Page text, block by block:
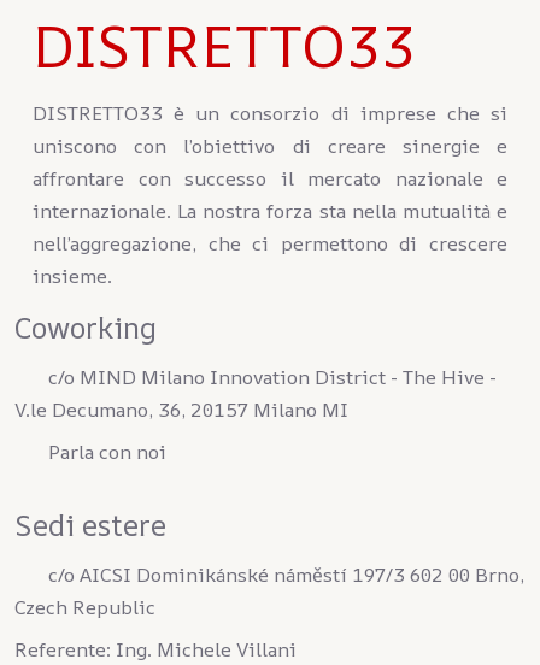
DISTRETTO33
DISTRETTO33 è un consorzio di imprese che si
uniscono con l’obiettivo di creare sinergie e
affrontare con successo il mercato nazionale e
internazionale. La nostra forza sta nella mutualità e
nell’aggregazione, che ci permettono di crescere
insieme.
Coworking
c/o MIND Milano Innovation District - The Hive -
V.le Decumano, 36, 20157 Milano MI
Parla con noi
Sedi estere
c/o AICSI Dominikánské náměstí 197/3 602 00 Brno,
Czech Republic
Referente: Ing. Michele Villani